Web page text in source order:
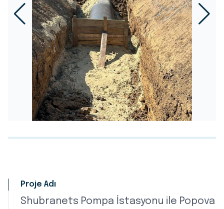
Proje Adı
Shubranets Pompa İstasyonu ile Popova